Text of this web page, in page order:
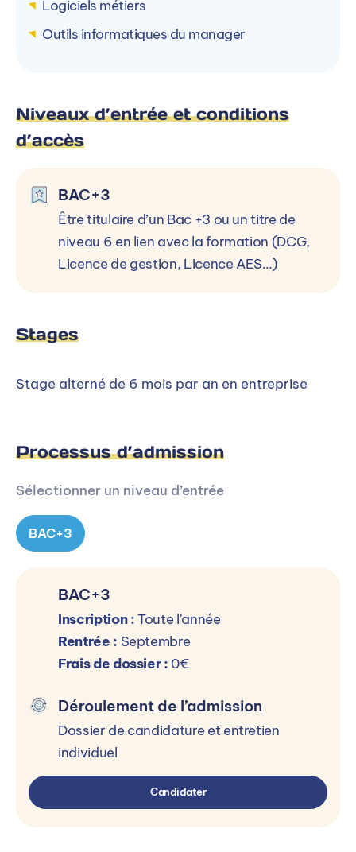
Logiciels métiers
Outils informatiques du manager
Niveaux d’entrée et conditions
d’accès
BAC+3
Être titulaire d’un Bac +3 ou un titre de
niveau 6 en lien avec la formation (DCG,
Licence de gestion, Licence AES…)
Stages
Stage alterné de 6 mois par an en entreprise
Processus d’admission
Sélectionner un niveau d’entrée
BAC+3
BAC+3
Inscription :Toute l'année
Rentrée : Septembre
Frais de dossier : 0€
Déroulement de l’admission
Dossier de candidature et entretien
individuel
Candidater